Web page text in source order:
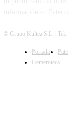
© Grupo Kultea S.L. | Tel.
Portada
Hemeroteca